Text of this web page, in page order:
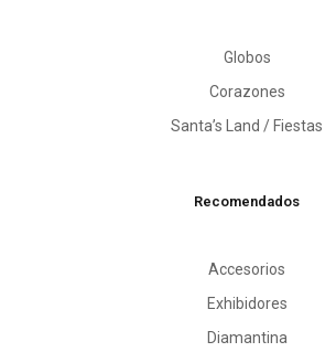
Globos
Corazones
Santa’s Land / Fiestas
Recomendados
Accesorios
Exhibidores
Diamantina